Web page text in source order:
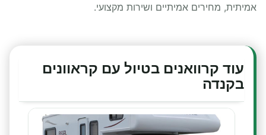
אמיתית, מחירים אמיתיים ושירות מקצועי.
עוד קרוואנים בטיול עם קראוונים
בקנדה